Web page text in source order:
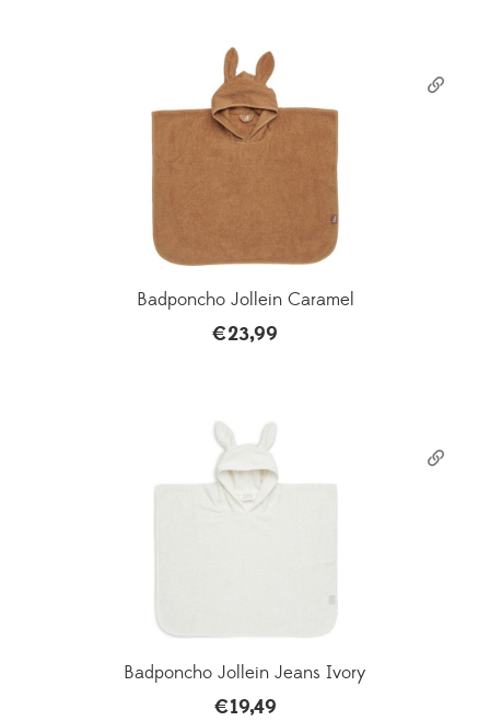
Badponcho Jollein Caramel
€23,99
Badponcho Jollein Jeans Ivory
€19,49